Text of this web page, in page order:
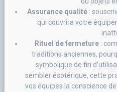
Assurance qualité :
qui couvrira votre
Rituel de fermeture :
traditions anciennes,
symbolique de fin
sembler ésotérique, cette
vos équipes la conscience